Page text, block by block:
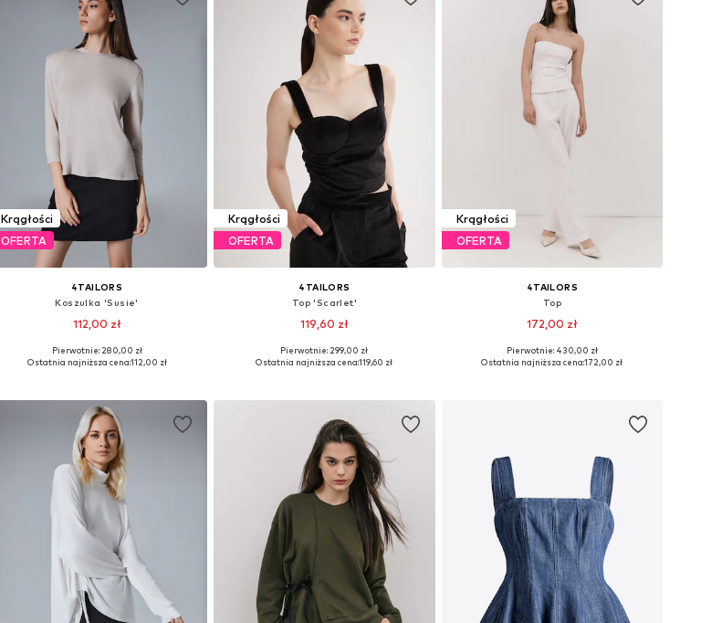
Krągłości
OFERTA
4TAILORS
Koszulka 'Susie'
112,00 zł
Dostępne rozmiary: S, M, L
Pierwotnie: 280,00 zł
Ostatnia najniższa cena:112,00 zł
Krągłości
OFERTA
4TAILORS
Top 'Scarlet'
119,60 zł
Dostępne rozmiary: XS, S, M
Pierwotnie: 299,00 zł
Ostatnia najniższa cena:119,60 zł
Krągłości
OFERTA
4TAILORS
Top
172,00 zł
Dostępne rozmiary: XS, S, M, L
Pierwotnie: 430,00 zł
Ostatnia najniższa cena:172,00 zł